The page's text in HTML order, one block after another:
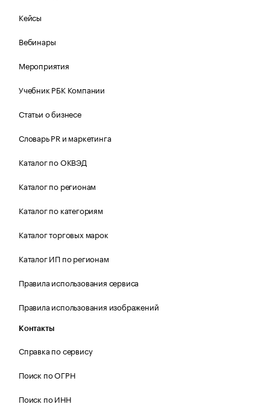
Кейсы
Вебинары
Мероприятия
Учебник РБК Компании
Статьи о бизнесе
Словарь PR и маркетинга
Каталог по ОКВЭД
Каталог по регионам
Каталог по категориям
Каталог торговых марок
Каталог ИП по регионам
Правила использования сервиса
Правила использования изображений
Контакты
Справка по сервису
Поиск по ОГРН
Поиск по ИНН